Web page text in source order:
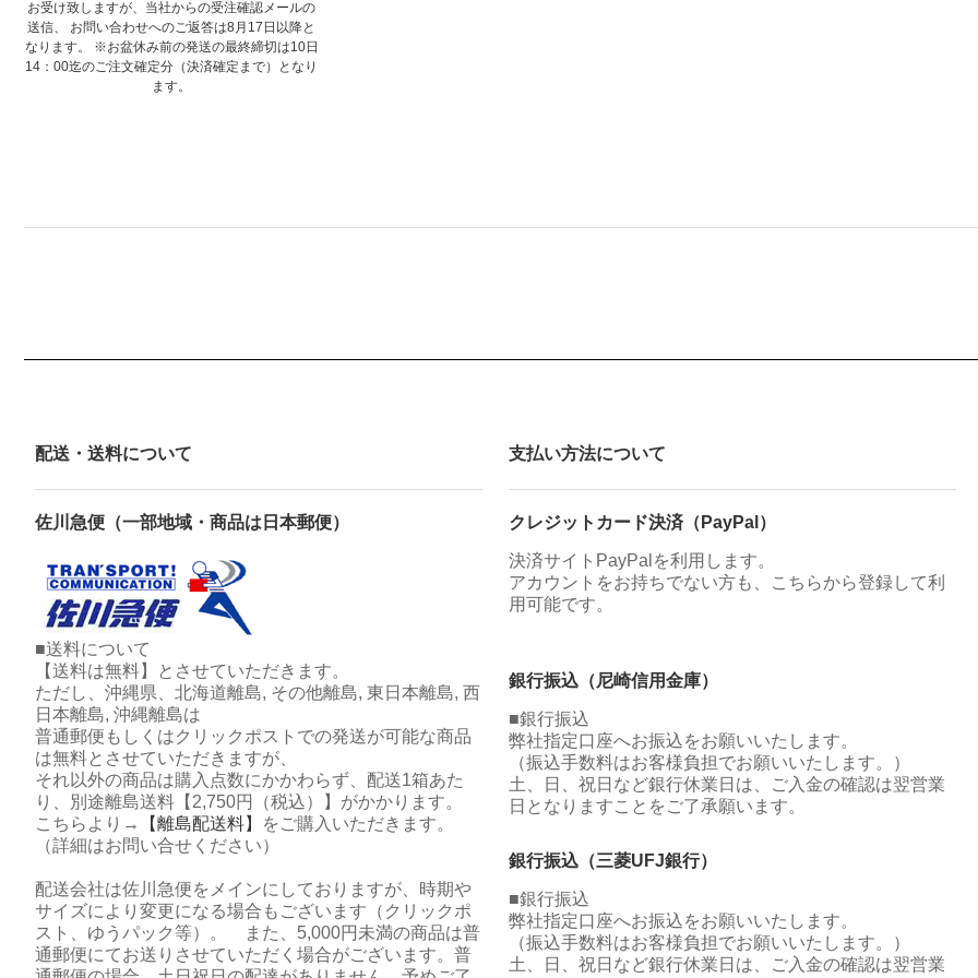
お受け致しますが、当社からの受注確認メールの
送信、 お問い合わせへのご返答は8月17日以降と
なります。 ※お盆休み前の発送の最終締切は10日
14：00迄のご注文確定分（決済確定まで）となり
ます。
配送・送料について
佐川急便（一部地域・商品は日本郵便）
■送料について
【送料は無料】とさせていただきます。
ただし、沖縄県、北海道離島, その他離島, 東日本離島, 西
日本離島, 沖縄離島は
普通郵便もしくはクリックポストでの発送が可能な商品
は無料とさせていただきますが、
それ以外の商品は購入点数にかかわらず、配送1箱あた
り、別途離島送料【2,750円（税込）】がかかります。
こちらより→
【離島配送料】
をご購入いただきます。
（詳細はお問い合せください）
配送会社は佐川急便をメインにしておりますが、時期や
サイズにより変更になる場合もございます（クリックポ
スト、ゆうパック等）。 また、5,000円未満の商品は普
通郵便にてお送りさせていただく場合がございます。普
支払い方法について
クレジットカード決済（PayPal）
決済サイトPayPalを利用します。
アカウントをお持ちでない方も、こちらから登録して利
用可能です。
銀行振込（尼崎信用金庫）
■銀行振込
弊社指定口座へお振込をお願いいたします。
（振込手数料はお客様負担でお願いいたします。）
土、日、祝日など銀行休業日は、ご入金の確認は翌営業
日となりますことをご了承願います。
銀行振込（三菱UFJ銀行）
■銀行振込
弊社指定口座へお振込をお願いいたします。
（振込手数料はお客様負担でお願いいたします。）
土、日、祝日など銀行休業日は、ご入金の確認は翌営業